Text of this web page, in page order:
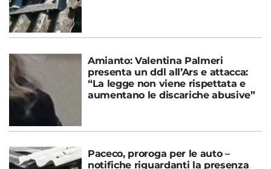
Amianto: Valentina Palmeri
presenta un ddl all’Ars e attacca:
“La legge non viene rispettata e
aumentano le discariche abusive”
Paceco, proroga per le auto –
notifiche riguardanti la presenza